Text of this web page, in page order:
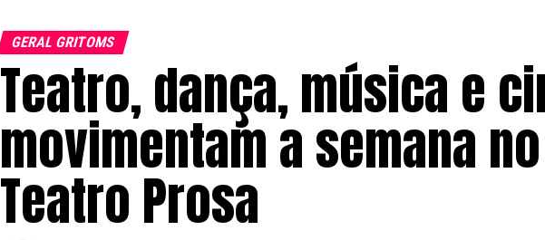
GERAL GRITOMS
Teatro, dança, música e
movimentam a semana
Teatro Prosa